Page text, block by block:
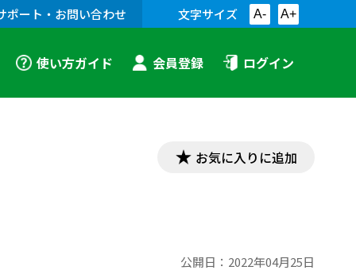
ポート・お問い合わせ 文字サイズ A- A+
使い方ガイド 会員登録 ログイン
お気に入りに追加
公開日： 2022年04月25日